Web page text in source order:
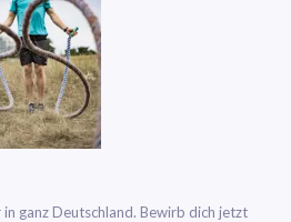
ganz Deutschland. Bewirb dich jetzt